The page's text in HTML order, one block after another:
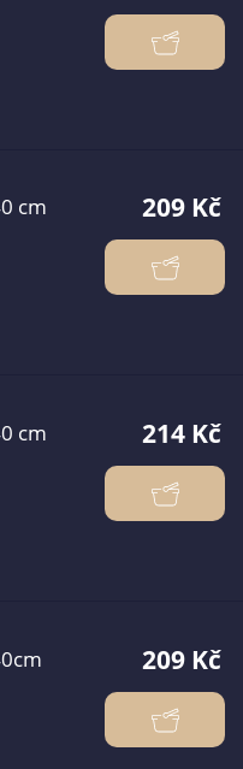
209 Kč
214 Kč
209 Kč